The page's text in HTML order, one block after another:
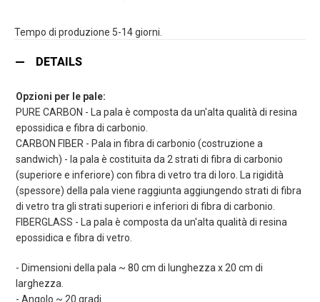
Tempo di produzione 5-14 giorni.
DETAILS
Opzioni per le pale:
PURE CARBON - La pala è composta da un'alta qualità di resina
epossidica e fibra di carbonio.
CARBON FIBER - Pala in fibra di carbonio (costruzione a
sandwich) - la pala è costituita da 2 strati di fibra di carbonio
(superiore e inferiore) con fibra di vetro tra di loro. La rigidità
(spessore) della pala viene raggiunta aggiungendo strati di fibra
di vetro tra gli strati superiori e inferiori di fibra di carbonio.
FIBERGLASS - La pala è composta da un'alta qualità di resina
epossidica e fibra di vetro.
- Dimensioni della pala ~ 80 cm di lunghezza x 20 cm di
larghezza.
- Angolo ~ 20 gradi.